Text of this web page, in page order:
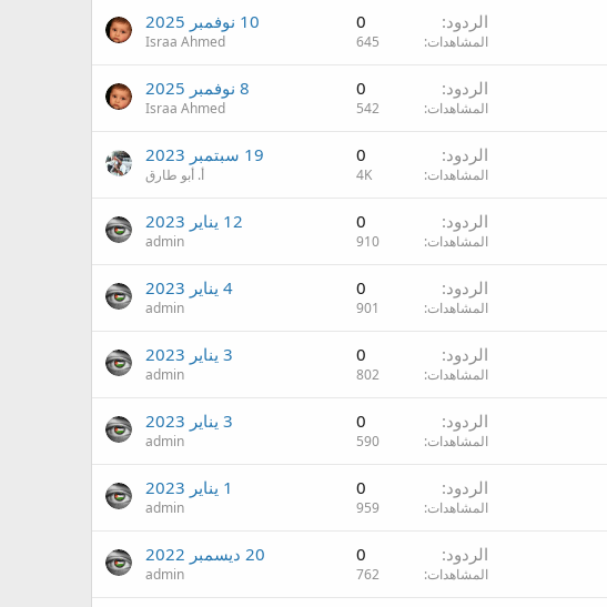
الردود 0
المشاهدات 645
10 نوفمبر 2025
Israa Ahmed
الردود 0
المشاهدات 542
8 نوفمبر 2025
Israa Ahmed
الردود 0
المشاهدات 4K
19 سبتمبر 2023
أ. أبو طارق
الردود 0
المشاهدات 910
12 يناير 2023
admin
الردود 0
المشاهدات 901
4 يناير 2023
admin
الردود 0
المشاهدات 802
3 يناير 2023
admin
الردود 0
المشاهدات 590
3 يناير 2023
admin
الردود 0
المشاهدات 959
1 يناير 2023
admin
الردود 0
المشاهدات 762
20 ديسمبر 2022
admin